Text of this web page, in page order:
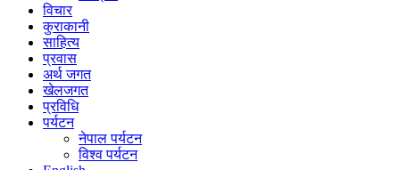
विचार
कुराकानी
साहित्य
प्रवास
अर्थ जगत
खेलजगत
प्रविधि
पर्यटन
नेपाल पर्यटन
विश्व पर्यटन